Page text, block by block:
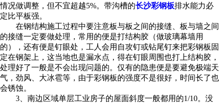
情况做调整，但不宜超越5%。带沟槽的长沙彩钢板排水能力必
定比平板强。
在钢结构施工过程中要注意板与板之间的接缝、板与墙之间
的接缝一定要做处理，常用的便是打结构胶（做玻璃幕墙用
的），还有便是钉眼处，工人会用自攻钉或钻尾钉来把彩钢板固
定在钢架上，这当地也是漏水点，得在钉眼周围也打上结构胶，
处理好了一般是不会出现问题的。仅有的隐患便是要避免极端天
气，劲风、大冰雹等，由于彩钢板的强度不是很好，时间长了也
会锈蚀。
3、南边区域单层工业房子的屋面斜度一般都用的1/10。没